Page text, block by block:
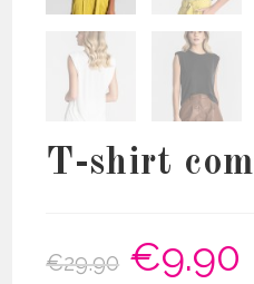
T-shirt
€29.90
O
preço
original
€9.90